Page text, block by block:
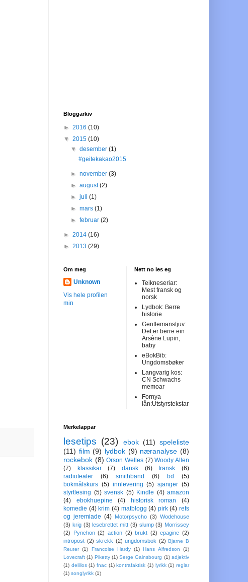
Bloggarkiv
► 2016 (10)
▼ 2015 (10)
▼desember(1)
#geitekakao2015
►november(3)
►august(2)
►juli(1)
►mars(1)
►februar(2)
► 2014 (16)
► 2013 (29)
Om meg
Unknown
Vis hele profilen
min
Nett no les eg
Teikneseriar:
Mest fransk og
norsk
Lydbok: Berre
historie
Gentlemanstjuv:
Det er berre ein
Arsène Lupin,
baby
eBokBib:
Ungdomsbøker
Langvarig kos:
CN Schwachs
memoar
Fornya
lån:Utstyrstekstar
Merkelappar
lesetips (23) ebok (11) speleliste
(11) film (9) lydbok (9) næranalyse (8)
rockebok (8) Orson Welles (7) Woody Allen
(7)
klassikar (7) dansk (6) fransk
(6)
radioteater
(6) smithband (6) bd
(5)
bokmålskurs (5) innlevering (5) sjanger (5)
styrtlesing (5) svensk (5) Kindle (4) amazon
(4)
ebokhuepine (4) historisk roman
(4)
komedie (4) krim (4) matblogg (4) pirk (4) refs
og jeremiade (4) Motorpsycho (3) Wodehouse
(3) krig (3) lesebrettet mitt (3) slump (3) Morrissey
(2)
Pynchon (2) action (2) brukt (2) epagine (2)
intropost (2) skrekk (2) ungdomsbok (2) Bjarne B
Reuter (1) Francoise Hardy (1) Hans Alfredson
(1)
Lovecraft (1) Piketty (1) Serge Gainsbourg (1) adjektiv
(1) delillos (1) fnac (1) kontrafaktisk (1) lyrikk (1) reglar
(1) songlyrikk (1)